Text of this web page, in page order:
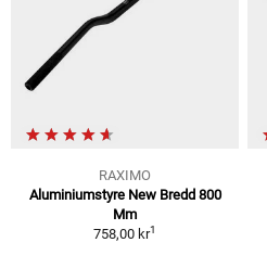
RAXIMO
Aluminiumstyre New Bredd 800
Mm
758,00 kr1